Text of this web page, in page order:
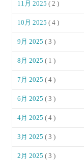
11月 2025( 2 )
10月 2025( 4 )
9月 2025( 3 )
8月 2025( 1 )
7月 2025( 4 )
6月 2025( 3 )
4月 2025( 4 )
3月 2025( 3 )
2月 2025( 3 )